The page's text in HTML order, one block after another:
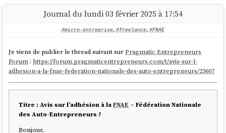
Journal du lundi 03 février 2025 à 17:54
#micro-entreprise, #freelance, #FNAE
Je viens de publier le thread suivant surPragmatic Entrepreneurs
Forum : https://forum.pragmaticentrepreneurs.com/t/avis-sur-l-
adhesion-a-la-fnae-federation-nationale-des-auto-entrepreneurs/23607
Titre : Avis sur l’adhésion à laFNAE – Fédération Nationale
des Auto-Entrepreneurs ?
Bonjour,